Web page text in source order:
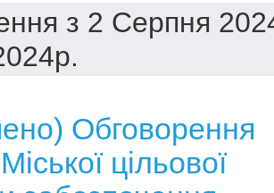
з 2 Серпня
Обговорення
цільової